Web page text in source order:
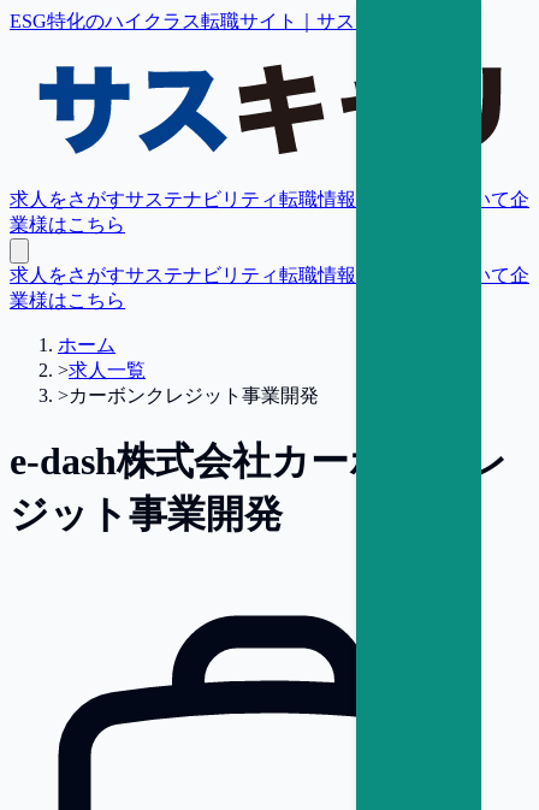
ESG特化のハイクラス転職サイト｜サスキャリ
求人をさがすサステナビリティ転職情報 転職支援について企
業様はこちら
求人をさがすサステナビリティ転職情報 転職支援について企
業様はこちら
ホーム
>求人一覧
>カーボンクレジット事業開発
e-dash株式会社カーボンクレ
ジット事業開発